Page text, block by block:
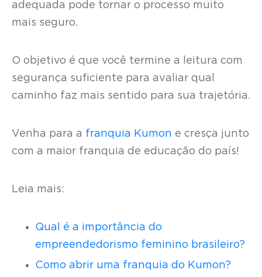
adequada pode tornar o processo muito
mais seguro.
O objetivo é que você termine a leitura com
segurança suficiente para avaliar qual
caminho faz mais sentido para sua trajetória.
Venha para a franquia Kumon e cresça junto
com a maior franquia de educação do país!
Leia mais:
Qual é a importância do
empreendedorismo feminino brasileiro?
Como abrir uma franquia do Kumon?